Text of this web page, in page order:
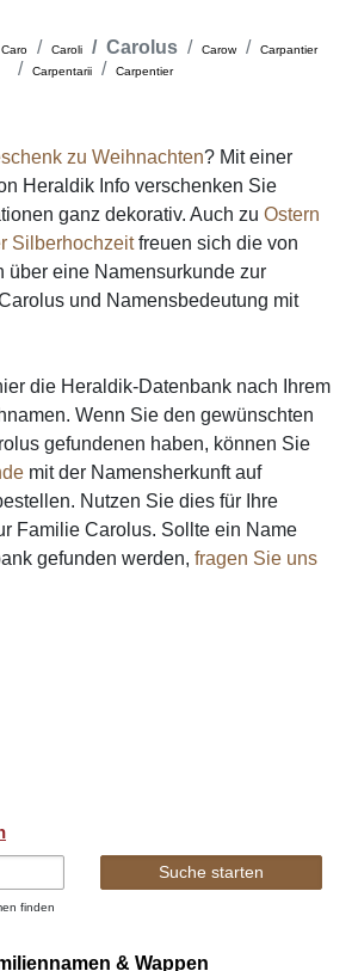
Caro Caroli Carolus Carow
Carpantier
Carpentarii
Carpentier
zu Weihnachten? Mit einer
Heraldik Info verschenken Sie
ganz dekorativ. Auch zu Ostern
Silberhochzeitfreuen sich die von
über eine Namensurkunde zur
und Namensbedeutung mit
die Heraldik-Datenbank nach Ihrem
Wenn Sie den gewünschten
gefundenen haben, können Sie
mit der Namensherkunft auf
Nutzen Sie dies für Ihre
Familie Carolus. Sollte ein Name
gefunden werden, fragen Sie uns
finden
& Wappen